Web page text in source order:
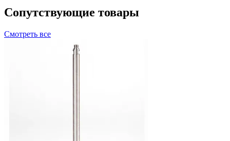
Сопутствующие товары
Смотреть все